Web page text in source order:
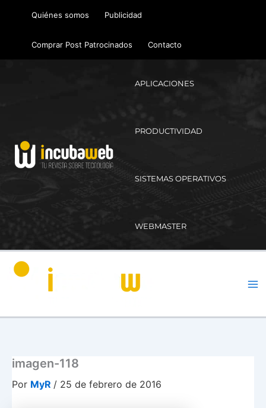
Quiénes somos Publicidad
Comprar Post Patrocinados Contacto
APLICACIONES
PRODUCTIVIDAD
SISTEMAS OPERATIVOS
WEBMASTER
imagen-118
Por MyR / 25 de febrero de 2016